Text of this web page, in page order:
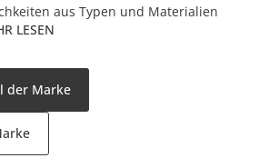
aus Typen und Materialien
LESEN
der Marke